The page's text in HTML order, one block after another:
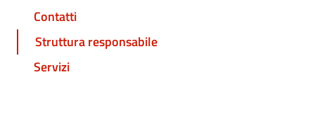
Contatti
Struttura responsabile
Servizi